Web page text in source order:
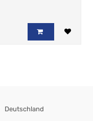
Deutschland